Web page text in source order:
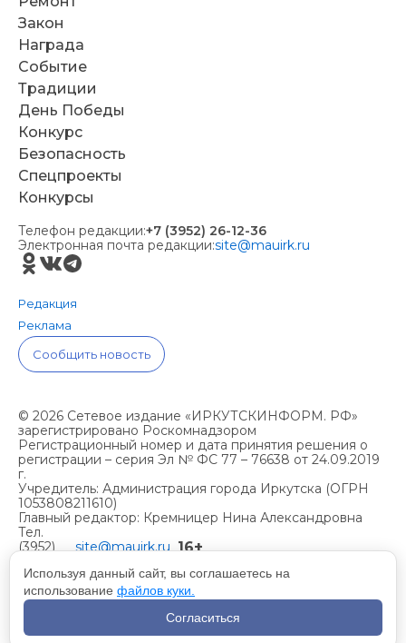
Закон
Награда
Событие
Традиции
День Победы
Конкурс
Безопасность
Спецпроекты
Конкурсы
Телефон редакции:+7 (3952) 26-12-36
Электронная почта редакции:site@mauirk.ru
Редакция
Реклама
Сообщить новость
© 2026 Сетевое издание «ИРКУТСКИНФОРМ. РФ»
зарегистрировано Роскомнадзором
Регистрационный номер и дата принятия решения о
регистрации – серия Эл № ФС 77 – 76638 от 24.09.2019
г.
Учредитель: Администрация города Иркутска (ОГРН
1053808211610)
Главный редактор: Кремницер Нина Александровна
Тел.
(3952)
site@mauirk.ru 16+
Учетная политика организации
Политика конфиденциальности
Используя данный сайт, вы соглашаетесь на
использование файлов куки.
Согласиться